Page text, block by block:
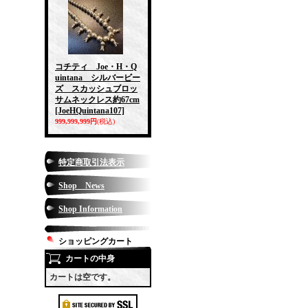
コチティ Joe・H・Q
uintana シルバービー
ズ スカッシュブロッ
サムネックレス約67cm
[JoeHQuintana107]
999,999,999円(税込)
特定商取引法表示
Shop News
Shop Information
ショッピングカート
カートの中身
カートは空です。